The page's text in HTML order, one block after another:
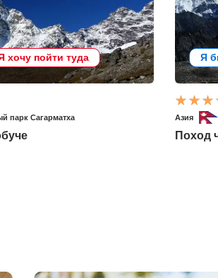
хочу пойти туда
парк Сагарматха
Я
Азия
Поход